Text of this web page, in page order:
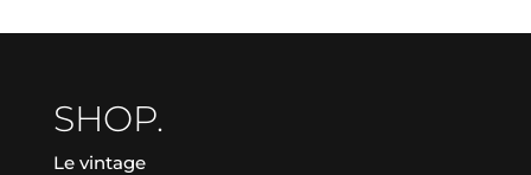
SHOP.
Le vintage